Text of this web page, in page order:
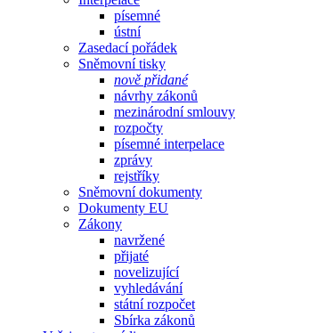
písemné
ústní
Zasedací pořádek
Sněmovní tisky
nově přidané
návrhy zákonů
mezinárodní smlouvy
rozpočty
písemné interpelace
zprávy
rejstříky
Sněmovní dokumenty
Dokumenty EU
Zákony
navržené
přijaté
novelizující
vyhledávání
státní rozpočet
Sbírka zákonů